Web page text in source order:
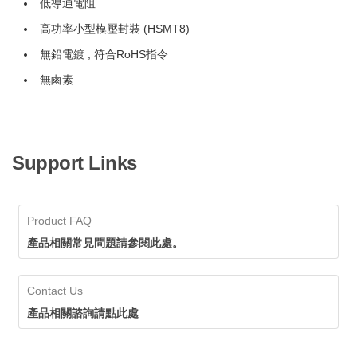
低導通電阻
高功率小型模壓封裝 (HSMT8)
無鉛電鍍 ; 符合RoHS指令
無鹵素
Support Links
Product FAQ
產品相關常見問題請參閱此處。
Contact Us
產品相關諮詢請點此處